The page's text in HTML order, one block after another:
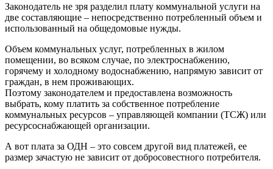
Законодатель не зря разделил плату коммунальной услуги на
две составляющие – непосредственно потребленный объем и
использованный на общедомовые нужды.
Объем коммунальных услуг, потребленных в жилом
помещении, во всяком случае, по электроснабжению,
горячему и холодному водоснабжению, напрямую зависит от
граждан, в нем проживающих.
Поэтому законодателем и предоставлена возможность
выбрать, кому платить за собственное потребление
коммунальных ресурсов – управляющей компании (ТСЖ) или
ресурсоснабжающей организации.
А вот плата за ОДН – это совсем другой вид платежей, ее
размер зачастую не зависит от добросовестного потребителя.